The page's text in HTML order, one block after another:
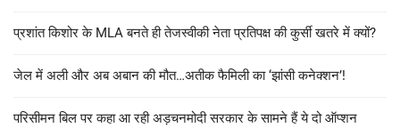
प्रशांत किशोर के MLA बनते ही तेजस्वीकी नेता प्रतिपक्ष की कुर्सी खतरे में क्यों?
जेल में अली और अब अबान की मौत…अतीक फैमिली का ‘झांसी कनेक्शन’!
परिसीमन बिल पर कहा आ रही अड़चनमोदी सरकार के सामने हैं ये दो ऑप्शन